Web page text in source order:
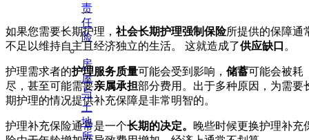
责
任
险
房
屋
与
土
地
所
如果您需要长期护理， 社会长期护理强制保险所提供的保障通
不足以维持自主且经济独立的生活。 这就造成了供应缺口 。
护理需求者的护理服务质量可能会受到影响， 储蓄可能会被耗
尽，甚至可能需要亲属承担部分费用。出于多种原因，为需要
期护理的情况提供补充保障是非常明智的。
护理补充保险通常是一个长期的决定。 晚些时候更换护理补充